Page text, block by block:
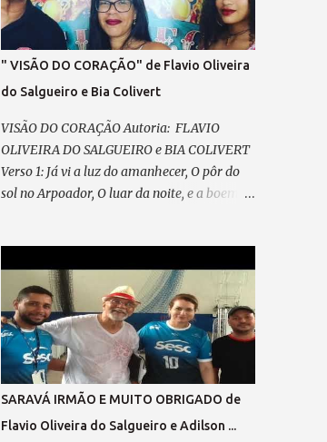
CIDADANIA VEM PRA RUA, VEM LUTAR,
NOSSA VOZ VAI ECOAR!, LIBERDADE ... É O
NOSSO CHÃO , (refrão final – em coro)
REFRÃO... ASPIRAÇÃO DESSA NAÇÃO...
" VISÃO DO CORAÇÃO" de Flavio Oliveira
do Salgueiro e Bia Colivert
VISÃO DO CORAÇÃO Autoria: FLAVIO
OLIVEIRA DO SALGUEIRO e BIA COLIVERT
Verso 1: Já vi a luz do amanhecer, O pôr do
sol no Arpoador, O luar da noite, e a boemia,
angústia e de alegria Pré-refrão 1: Não posso
reclamar, Nem me perder em lamentação,
Agradeço sempre ao “Senhor”, Por cada
passo em minha direção. Refrão 1: A visão
do coração... Vê mais do que qualquer olhar.
Há quem enxerga com o instinto, E faz da
ABSINTO; Dos CHAKRAS, a luz a lhe guiar.
SARAVÁ IRMÃO E MUITO OBRIGADO de
Flavio Oliveira do Salgueiro e Adilson ...